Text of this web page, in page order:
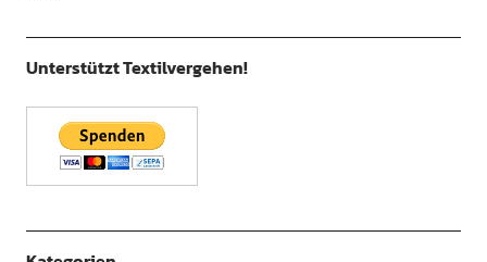
Unterstützt Textilvergehen!